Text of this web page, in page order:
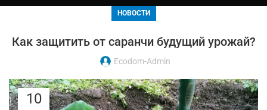
НОВОСТИ
Как защитить от саранчи будущий урожай?
Ecodom-Admin
10